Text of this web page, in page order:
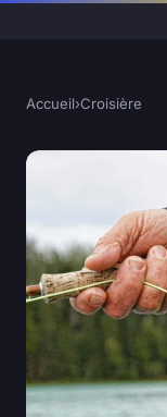
Accueil›Croisière